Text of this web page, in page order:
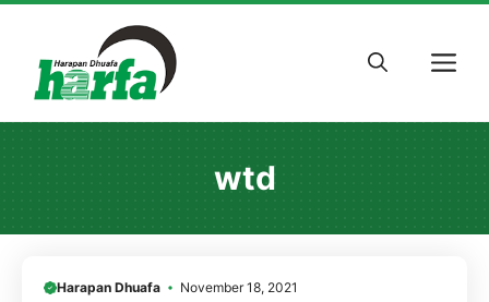
content
wtd
Harapan Dhuafa November 18, 2021